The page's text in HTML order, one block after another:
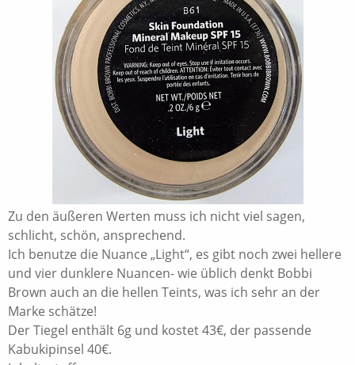
Zu den äußeren Werten muss ich nicht viel sagen,
schlicht, schön, ansprechend.
Ich benutze die Nuance „Light“, es gibt noch zwei hellere
und vier dunklere Nuancen- wie üblich denkt Bobbi
Brown auch an die hellen Teints, was ich sehr an der
Marke schätze!
Der Tiegel enthält 6g und kostet 43€, der passende
Kabukipinsel 40€.